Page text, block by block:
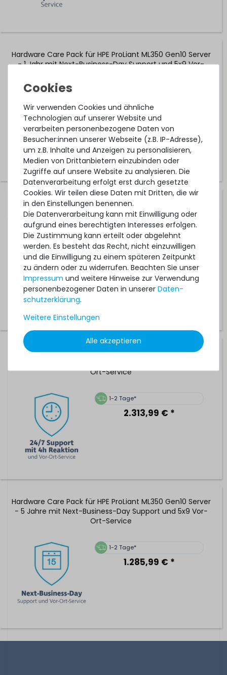
Hardware Care Pack für HPE ProLiant ML350 Gen10 Server
- 1 Jahr mit Next-Business-Day Support und 5x9 Vor-
278,99 € *
Hardware Care Pack für HPE ProLiant ML350 Gen10 Server
- 5 Jahre mit Pickup & Return Service
1-2 Tage*
849,99 € *
Hardware Care Pack für HPE ProLiant ML350 Gen10 Server
Ort-Service
1-2 Tage*
2.313,99 € *
Hardware Care Pack für HPE ProLiant ML350 Gen10 Server
- 5 Jahre mit Next-Business-Day Support und 5x9 Vor-
Ort-Service
1-2 Tage*
1.285,99 € *
Wir verwenden Cookies und ähnliche
Technologien auf unserer Website und
verarbeiten personenbezogene Daten von
Besucher:innen unserer Webseite (z.B. IP-Adresse),
um z.B. Inhalte und Anzeigen zu personalisieren,
Medien von Drittanbietern einzubinden oder
Zugriffe auf unsere Website zu analysieren. Die
Datenverarbeitung erfolgt erst durch gesetzte
Cookies. Wir teilen diese Daten mit Dritten, die wir
in den Einstellungen benennen.
Die Datenverarbeitung kann mit Einwilligung oder
aufgrund eines berechtigten Interesses erfolgen.
Die Zustimmung kann erteilt oder abgelehnt
werden. Es besteht das Recht, nicht einzuwilligen
und die Einwilligung zu einem späteren Zeitpunkt
zu ändern oder zu widerrufen. Beachten Sie unser
Impressum und weitere Hinweise zur Verwendung
personenbezogener Daten in unserer Daten­
schutz­erklärung.
Weitere Einstellungen
Alle akzeptieren